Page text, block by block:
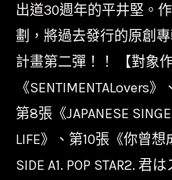
HIRAI
Ken
-
FAKIN'
POP/30
出道30週年的平井堅。
劃，將過去發行的原創
計畫第二彈！！ 【對象
《SENTIMENTALovers》
第8張《JAPANESE
LIFE》、第10張《你曾想
SIDE A1. POP STAR2.